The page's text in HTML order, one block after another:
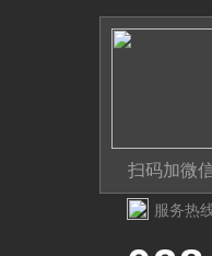
扫码加微
服务热